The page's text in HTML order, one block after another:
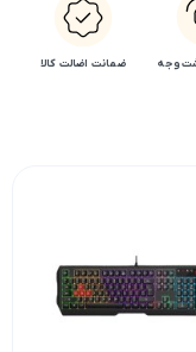
وجه ضمانت اضالت کالا